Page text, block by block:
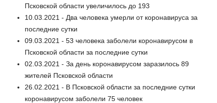
Псковской области увеличилось до 193
10.03.2021 - Два человека умерли от коронавируса за
последние сутки
09.03.2021 - 53 человека заболели коронавирусом в
Псковской области за последние сутки
02.03.2021 - За день коронавирусом заразилось 89
жителей Псковской области
26.02.2021 - В Псковской области за последние сутки
коронавирусом заболели 75 человек